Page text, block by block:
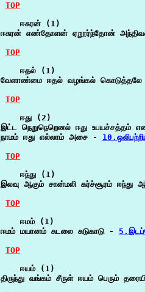
TOP
    ஈசுரன் (1)
ஈசுரன் எண்தோளன் ஏறூர்ந்தோன்
TOP
    ஈதல் (1)
வேளாண்மை ஈதல் வழங்கல்
TOP
    ஈது (2)
இட்ட நெறுநெறெனல் ஈது உபயச்சத்தம்
நாமம் ஈது எல்லாம் அசை -
TOP
    ஈந்து (1)
இலவு ஆகும் சான்மலி கர்ச்சூரம் ஈந்து
TOP
    ஈமம் (1)
ஈமம் மயானம் சுடலை சுடுகாடு -
TOP
    ஈயம் (1)
திருந்து வங்கம் சீருள் ஈயம் பெரும்